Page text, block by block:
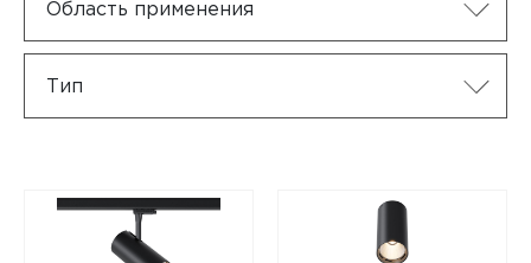
Область применения
Тип
Встроенные светильники
Линейные светильники